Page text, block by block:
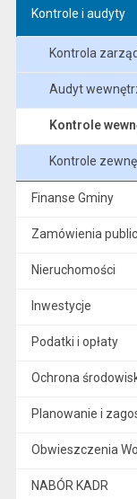
Kontrole i audyty
Kontrola
Audyt
Kontrole
Kontrole
Finanse Gminy
Zamówienia
Nieruchomości
Inwestycje
Podatki i opłaty
Ochrona
Planowanie i
Obwieszczenia
NABÓR KADR